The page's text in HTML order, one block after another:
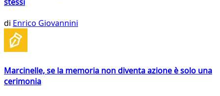
di Enrico Giovannini
Marcinelle, se la memoria non diventa azione è solo una
cerimonia